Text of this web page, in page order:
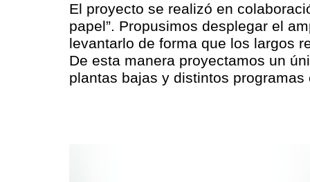
El proyecto se realizó en
papel”. Propusimos desplegar el
levantarlo de forma que los largos
De esta manera proyectamos un
plantas bajas y distintos